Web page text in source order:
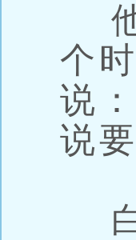
他
个
说
说
白